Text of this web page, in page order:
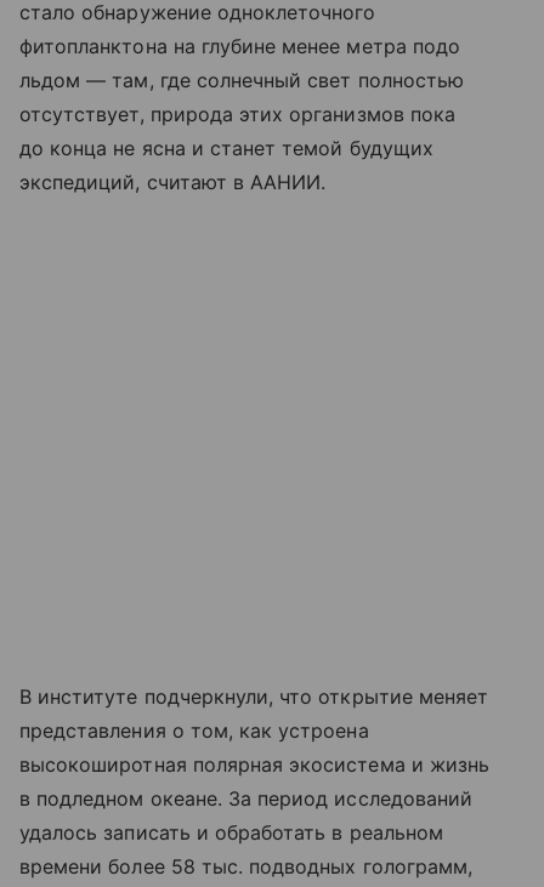
стало обнаружение одноклеточного
фитопланктона на глубине менее метра подо
льдом — там, где солнечный свет полностью
отсутствует, природа этих организмов пока
до конца не ясна и станет темой будущих
экспедиций, считают в ААНИИ.
В институте подчеркнули, что открытие меняет
представления о том, как устроена
высокоширотная полярная экосистема и жизнь
в подледном океане. За период исследований
удалось записать и обработать в реальном
времени более 58 тыс. подводных голограмм,